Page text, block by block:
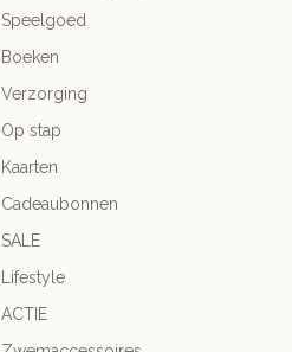
Speelgoed
Boeken
Verzorging
Op stap
Kaarten
Cadeaubonnen
SALE
Lifestyle
ACTIE